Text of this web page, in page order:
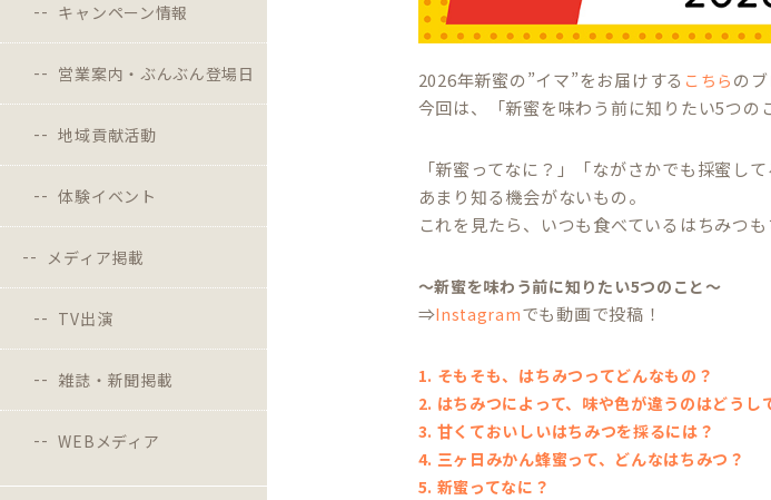
キャンペーン情報
営業案内・ぶんぶん登場日
地域貢献活動
体験イベント
メディア掲載
TV出演
雑誌・新聞掲載
WEBメディア
2026年新蜜の”イマ”をお届けする こちら のブ
今回は、「新蜜を味わう前に知りたい5つの
「新蜜ってなに？」「ながさかでも採蜜し
あまり知る機会がないもの。
これを見たら、いつも食べているはちみつ
～新蜜を味わう前に知りたい5つのこと～
⇒Instagramでも動画で投稿！
1. そもそも、はちみつってどんなもの？
2. はちみつによって、味や色が違うのはどうし
3. 甘くておいしいはちみつを採るには？
4. 三ヶ日みかん蜂蜜って、どんなはちみつ？
5. 新蜜ってなに？